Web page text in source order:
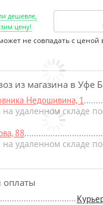
дешевле,
цену!
не совпадать с ценой
из магазина в Уфе
Недошивина, 1
удаленном складе
88
удаленном складе
оплаты